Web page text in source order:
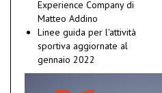
Experience Company di
Matteo Addino
Linee guida per l'attività
sportiva aggiornate al
gennaio 2022